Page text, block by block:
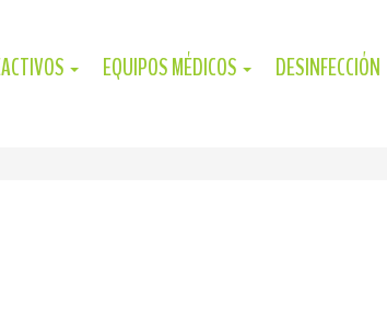
EQUIPOS MÉDICOS DESINFECCIÓN